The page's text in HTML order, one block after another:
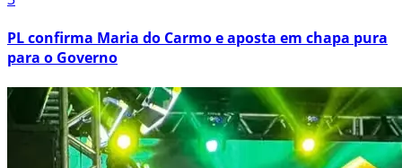
PL confirma Maria do Carmo e aposta em chapa pura
para o Governo